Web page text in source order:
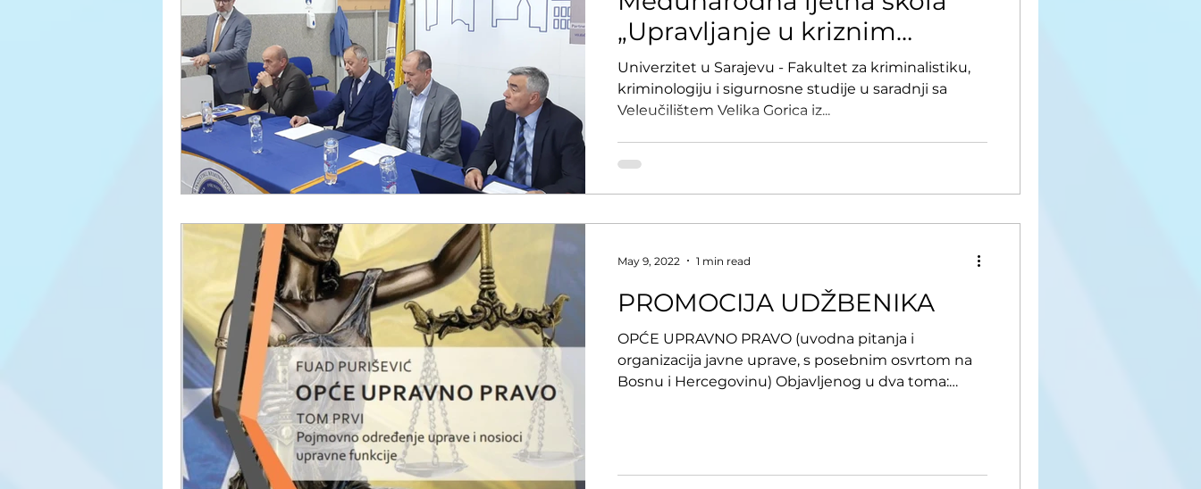
„Upravljanje u kriznim
situacijama“
Univerzitet u Sarajevu - Fakultet za kriminalistiku,
kriminologiju i sigurnosne studije u saradnji sa
Veleučilištem Velika Gorica iz...
PROMOCIJA UDŽBENIKA
OPĆE UPRAVNO PRAVO (uvodna pitanja i
organizacija javne uprave, s posebnim osvrtom na
Bosnu i Hercegovinu) Objavljenog u dva toma:
May 9, 2022 1 min read